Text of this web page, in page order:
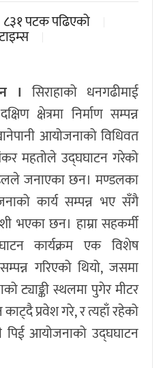
८३१ पटक पढिएको
। सिराहाको धनगढीमाई
क्षेत्रमा निर्माण सम्पन्न
आयोजनाको विधिवत
महतोले उद्घघाटन गरेको
जनाएका छन। मण्डलका
कार्य सम्पन्न भए सँगै
भएका छन। हाम्रा सहकर्मी
कार्यक्रम एक विशेष
गरिएको थियो, जसमा
ट्याङ्की स्थलमा पुगेर मीटर
प्रवेश गरे, र त्यहाँ रहेको
पिई आयोजनाको उद्घघाटन